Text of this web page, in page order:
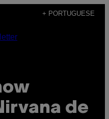
+ PORTUGUESE
de